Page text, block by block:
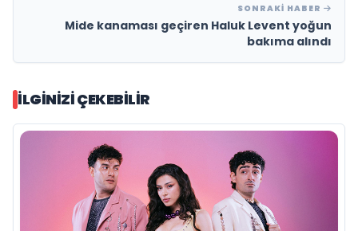
SONRAKI HABER
Mide kanaması geçiren Haluk Levent yoğun
bakıma alındı
İLGINIZI ÇEKEBILIR